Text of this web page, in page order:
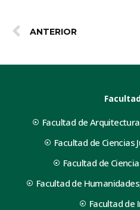
ANTERIOR
Facultad de
Facultad de Ciencias
Facultad de
Facultad de
Facultad de